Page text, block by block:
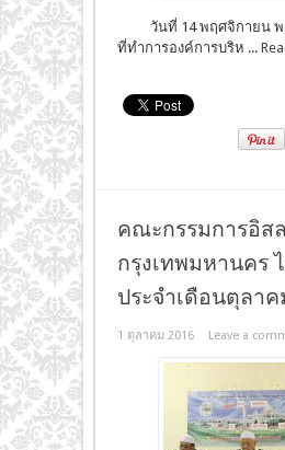
วันที่ 14 พฤศจิกายน พ.
ที่ทำการองค์การบริห ...
คณะกรรมการอิส
กรุงเทพมหานคร
ประจำเดือนตุลาค
1 ตุลาคม 2016 Leave a